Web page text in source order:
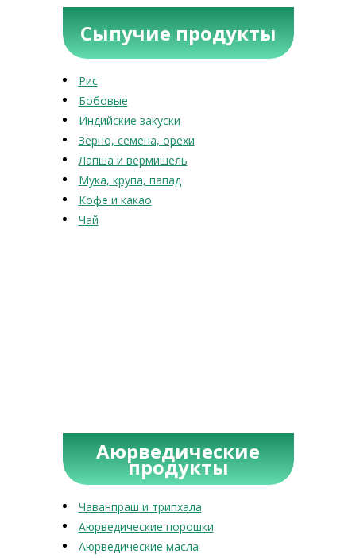
Сыпучие продукты
Рис
Бобовые
Индийские закуски
Зерно, семена, орехи
Лапша и вермишель
Мука, крупа, папад
Кофе и какао
Чай
Аюрведические
продукты
Чаванпраш и трипхала
Аюрведические порошки
Аюрведические масла